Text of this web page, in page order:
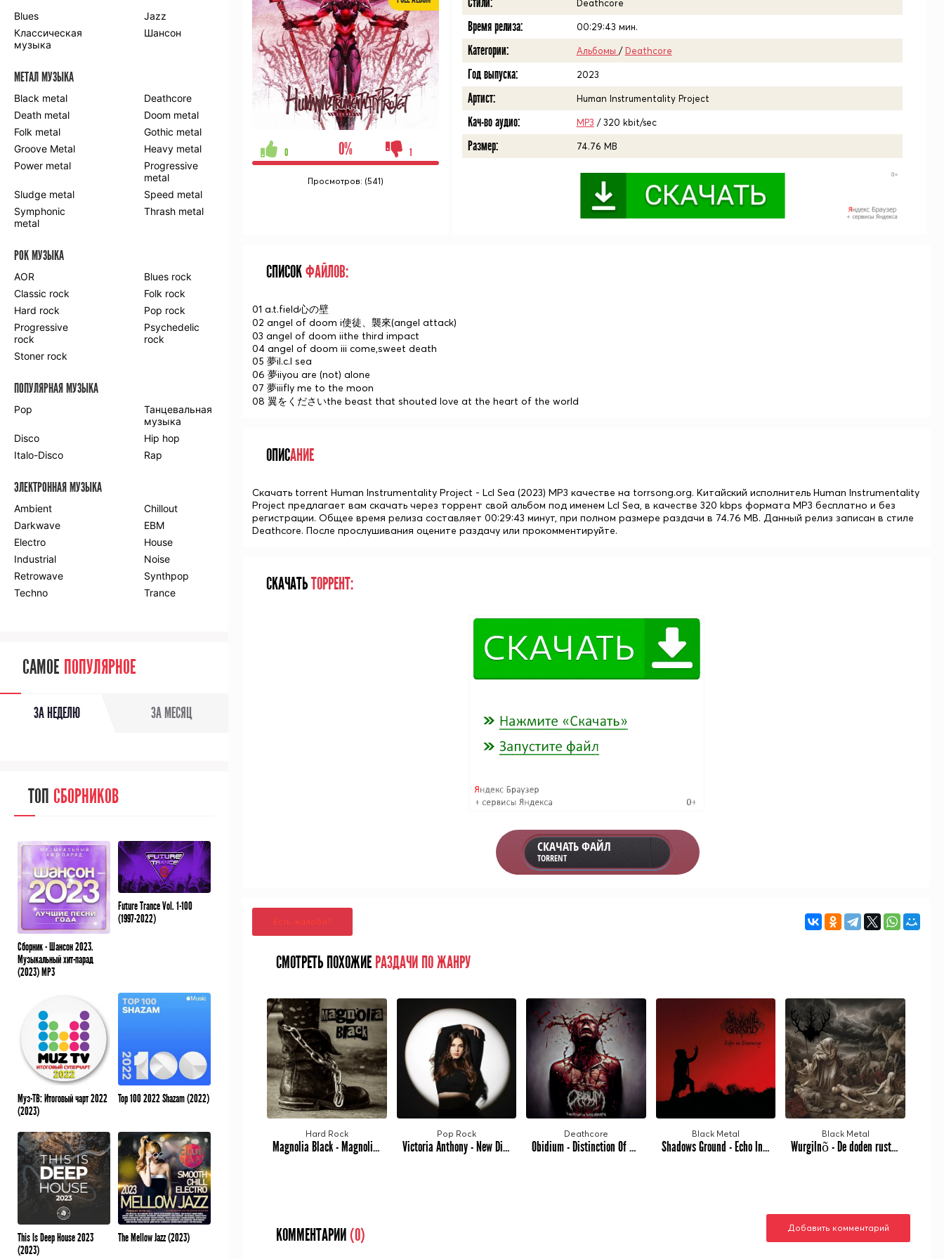
0 0% 1
Просмотров: (541)
Deathcore
Время релиза: 00:29:43 мин.
Категории: Альбомы /Deathcore
Год выпуска: 2023
Артист: Human Instrumentality Project
Кач-во аудио: MP3 / 320 kbit/sec
Размер: 74.76 MB
СПИСОКФАЙЛОВ:
01 a.t.field心の壁
02 angel of doom i使徒、襲來(angel attack)
03 angel of doom iithe third impact
04 angel of doom iii come,sweet death
05 夢il.c.l sea
06 夢iiyou are (not) alone
07 夢iiifly me to the moon
08 翼をくださいthe beast that shouted love at the heart of the world
ОПИСАНИЕ
Скачать torrent Human Instrumentality Project - Lcl Sea (2023) MP3 качестве на torrsong.org. Китайский исполнитель Human Instrumentality
Project предлагает вам скачать через торрент свой альбом под именем Lcl Sea, в качестве 320 kbps формата MP3 бесплатно и без
регистрации. Общее время релиза составляет 00:29:43 минут, при полном размере раздачи в 74.76 MB. Данный релиз записан в стиле
Deathcore. После прослушивания оцените раздачу или прокомментируйте.
СКАЧАТЬТОРРЕНТ:
СКАЧАТЬ ФАЙЛ
TORRENT
Есть жалоба?
СМОТРЕТЬ ПОХОЖИЕ РАЗДАЧИ ПО ЖАНРУ
Hard Rock
Magnolia Black - Magnolia Black (2023)
Pop Rock
Victoria Anthony - New Disaster (2023)
Deathcore
Obidium - Distinction Of Brutal Sufferings (2023)
Black Metal
Shadows Ground - Echo In Eternity (2023)
Black Metal
Wurgilnõ - De doden rusten niet in vrede (2023)
КОММЕНТАРИИ (0) Добавить комментарий
Blues
Jazz
Классическая
музыка
Шансон
МЕТАЛ МУЗЫКА
Black metal
Deathcore
Death metal
Doom metal
Folk metal
Gothic metal
Groove Metal
Heavy metal
Power metal
Progressive
metal
Sludge metal
Speed metal
Symphonic
metal
Thrash metal
РОК МУЗЫКА
AOR
Blues rock
Classic rock
Folk rock
Hard rock
Pop rock
Progressive
rock
Psychedelic
rock
Stoner rock
ПОПУЛЯРНАЯ МУЗЫКА
Pop
Танцевальная
музыка
Disco
Hip hop
Italo-Disco
Rap
ЭЛЕКТРОННАЯ МУЗЫКА
Ambient
Chillout
Darkwave
EBM
Electro
House
Industrial
Noise
Retrowave
Synthpop
Techno
Trance
САМОЕ ПОПУЛЯРНОЕ
ЗА НЕДЕЛЮ ЗА МЕСЯЦ
ТОП СБОРНИКОВ
Сборник - Шансон 2023.
Музыкальный хит-парад
(2023) MP3
Future Trance Vol. 1-100
(1997-2022)
Муз-ТВ: Итоговый чарт 2022
(2023)
Top 100 2022 Shazam (2022)
This Is Deep House 2023
(2023)
The Mellow Jazz (2023)